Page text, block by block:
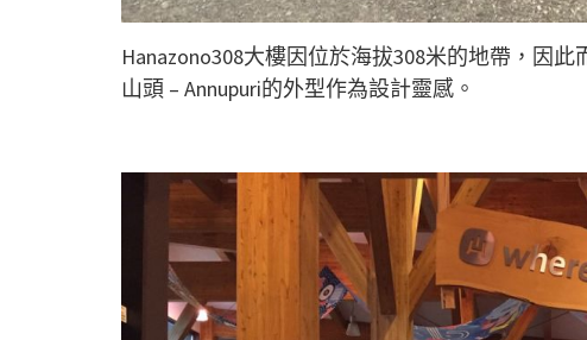
Hanazono308大樓因位於海拔308米的地帶，因
山頭 – Annupuri的外型作為設計靈感。